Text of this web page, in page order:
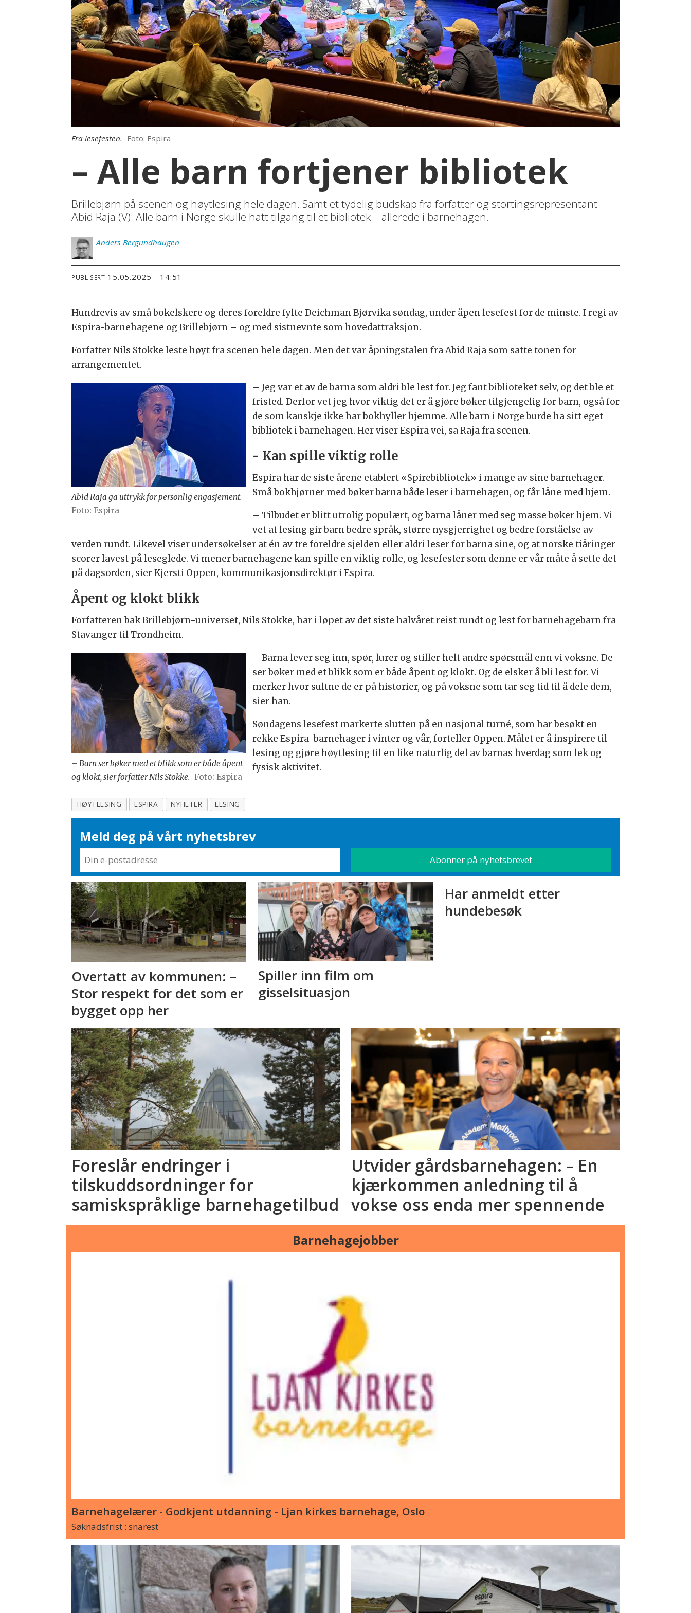
Fra lesefesten. Foto: Espira
– Alle barn fortjener bibliotek
Brillebjørn på scenen og høytlesing hele dagen. Samt et tydelig budskap fra forfatter og stortingsrepresentant
Abid Raja (V): Alle barn i Norge skulle hatt tilgang til et bibliotek – allerede i barnehagen.
Anders Bergundhaugen
PUBLISERT 15.05.2025 - 14:51
Hundrevis av små bokelskere og deres foreldre fylte Deichman Bjørvika søndag, under åpen lesefest for de minste. I regi av
Espira-barnehagene og Brillebjørn – og med sistnevnte som hovedattraksjon.
Forfatter Nils Stokke leste høyt fra scenen hele dagen. Men det var åpningstalen fra Abid Raja som satte tonen for
arrangementet.
Abid Raja ga uttrykk for personlig engasjement.
Foto: Espira
– Jeg var et av de barna som aldri ble lest for. Jeg fant biblioteket selv, og det ble et
fristed. Derfor vet jeg hvor viktig det er å gjøre bøker tilgjengelig for barn, også for
de som kanskje ikke har bokhyller hjemme. Alle barn i Norge burde ha sitt eget
bibliotek i barnehagen. Her viser Espira vei, sa Raja fra scenen.
- Kan spille viktig rolle
Espira har de siste årene etablert «Spirebibliotek» i mange av sine barnehager.
Små bokhjørner med bøker barna både leser i barnehagen, og får låne med hjem.
– Tilbudet er blitt utrolig populært, og barna låner med seg masse bøker hjem. Vi
vet at lesing gir barn bedre språk, større nysgjerrighet og bedre forståelse av
verden rundt. Likevel viser undersøkelser at én av tre foreldre sjelden eller aldri leser for barna sine, og at norske tiåringer
scorer lavest på leseglede. Vi mener barnehagene kan spille en viktig rolle, og lesefester som denne er vår måte å sette det
på dagsorden, sier Kjersti Oppen, kommunikasjonsdirektør i Espira.
Åpent og klokt blikk
Forfatteren bak Brillebjørn-universet, Nils Stokke, har i løpet av det siste halvåret reist rundt og lest for barnehagebarn fra
Stavanger til Trondheim.
– Barn ser bøker med et blikk som er både åpent
og klokt, sier forfatter Nils Stokke. Foto: Espira
– Barna lever seg inn, spør, lurer og stiller helt andre spørsmål enn vi voksne. De
ser bøker med et blikk som er både åpent og klokt. Og de elsker å bli lest for. Vi
merker hvor sultne de er på historier, og på voksne som tar seg tid til å dele dem,
sier han.
Søndagens lesefest markerte slutten på en nasjonal turné, som har besøkt en
rekke Espira-barnehager i vinter og vår, forteller Oppen. Målet er å inspirere til
lesing og gjøre høytlesing til en like naturlig del av barnas hverdag som lek og
fysisk aktivitet.
HØYTLESING ESPIRA NYHETER LESING
Meld deg på vårt nyhetsbrev
Overtatt av kommunen: –
Stor respekt for det som er
bygget opp her
Spiller inn film om
gisselsituasjon
Har anmeldt etter
hundebesøk
Foreslår endringer i
tilskuddsordninger for
samiskspråklige barnehagetilbud
Utvider gårdsbarnehagen: – En
kjærkommen anledning til å
vokse oss enda mer spennende
Barnehagejobber
Barnehagelærer - Godkjent utdanning - Ljan kirkes barnehage, Oslo
Søknadsfrist : snarest